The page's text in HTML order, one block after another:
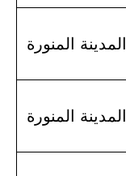
المدينة المنورة
المدينة المنورة